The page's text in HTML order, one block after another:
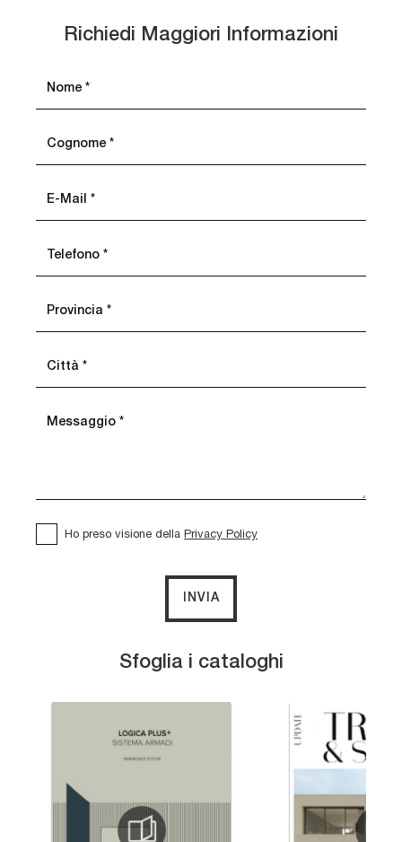
Sfoglia i cataloghi
Richiedi Maggiori Informazioni
Ho preso visione della Privacy Policy
INVIA